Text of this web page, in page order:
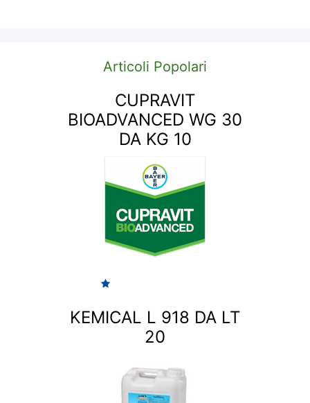
Articoli Popolari
CUPRAVIT
BIOADVANCED WG 30
DA KG 10
KEMICAL L 918 DA LT
20